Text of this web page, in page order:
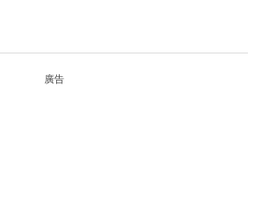
廣告